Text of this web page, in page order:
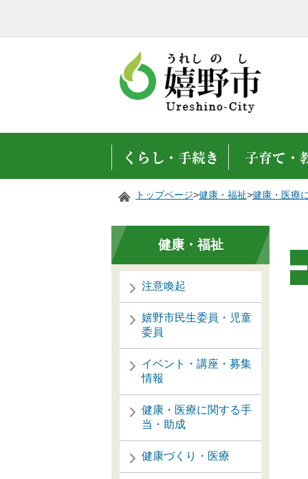
トップページ>健康・福祉>健康・医療
健康・福祉
注意喚起
嬉野市民生委員・児童
委員
イベント・講座・募集
情報
健康・医療に関する手
当・助成
健康づくり・医療